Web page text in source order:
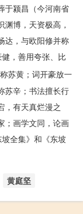
于颍昌（今河南省
博，天资极高，
达，与欧阳修并称
，善用夸张、比
苏黄；词开豪放一
苏辛；书法擅长行
，有天真烂漫之
；画学文同，论画
全集》和《东坡
黄庭坚